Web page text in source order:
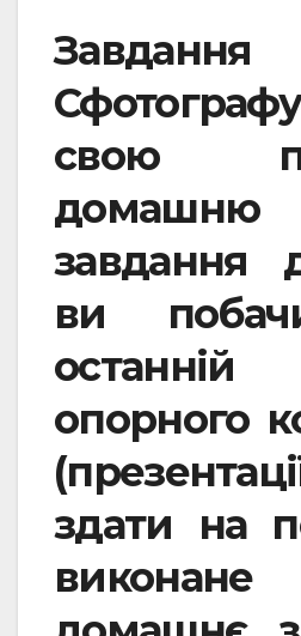
свою
домашню
завдання
ви
останній
опорного
здати на